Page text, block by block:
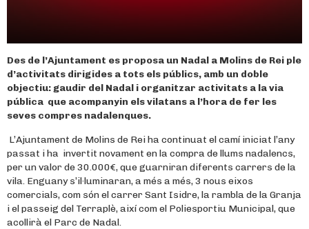
Des de l’Ajuntament es proposa un Nadal a Molins de Rei ple
d’activitats dirigides a tots els públics, amb un doble
objectiu: gaudir del Nadal i organitzar activitats a la via
pública que acompanyin els vilatans a l’hora de fer les
seves compres nadalenques.
L’Ajuntament de Molins de Rei ha continuat el camí iniciat l’any
passat i ha invertit novament en la compra de llums nadalencs,
per un valor de 30.000€, que guarniran diferents carrers de la
vila. Enguany s’il·luminaran, a més a més, 3 nous eixos
comercials, com són el carrer Sant Isidre, la rambla de la Granja
i el passeig del Terraplè, així com el Poliesportiu Municipal, que
acollirà el Parc de Nadal.